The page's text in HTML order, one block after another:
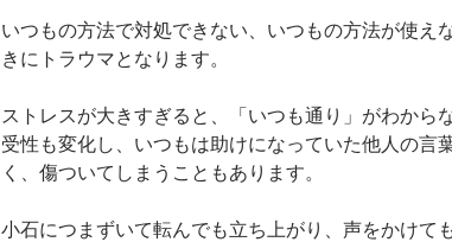
いつもの方法で対処できない、いつもの方法が使え
きにトラウマとなります。
ストレスが大きすぎると、「いつも通り」がわから
受性も変化し、いつもは助けになっていた他人の言
く、傷ついてしまうこともあります。
小石につまずいて転んでも立ち上がり、声をかけて